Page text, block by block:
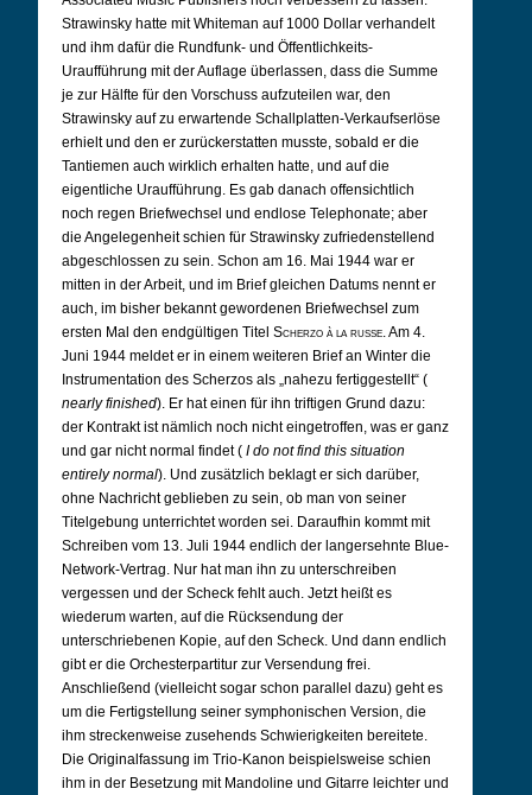
Strawinsky hatte mit Whiteman auf 1000 Dollar verhandelt
und ihm dafür die Rundfunk- und Öffentlichkeits-
Uraufführung mit der Auflage überlassen, dass die Summe
je zur Hälfte für den Vorschuss aufzuteilen war, den
Strawinsky auf zu erwartende Schallplatten-Verkaufserlöse
erhielt und den er zurückerstatten musste, sobald er die
Tantiemen auch wirklich erhalten hatte, und auf die
eigentliche Uraufführung. Es gab danach offensichtlich
noch regen Briefwechsel und endlose Telephonate; aber
die Angelegenheit schien für Strawinsky zufriedenstellend
abgeschlossen zu sein. Schon am 16. Mai 1944 war er
mitten in der Arbeit, und im Brief gleichen Datums nennt er
auch, im bisher bekannt gewordenen Briefwechsel zum
ersten Mal den endgültigen Titel Scherzo à la russe. Am 4.
Juni 1944 meldet er in einem weiteren Brief an Winter die
Instrumentation des Scherzos als „nahezu fertiggestellt“ (
nearly finished). Er hat einen für ihn triftigen Grund dazu:
der Kontrakt ist nämlich noch nicht eingetroffen, was er ganz
und gar nicht normal findet ( I do not find this situation
entirely normal). Und zusätzlich beklagt er sich darüber,
ohne Nachricht geblieben zu sein, ob man von seiner
Titelgebung unterrichtet worden sei. Daraufhin kommt mit
Schreiben vom 13. Juli 1944 endlich der langersehnte Blue-
Network-Vertrag. Nur hat man ihn zu unterschreiben
vergessen und der Scheck fehlt auch. Jetzt heißt es
wiederum warten, auf die Rücksendung der
unterschriebenen Kopie, auf den Scheck. Und dann endlich
gibt er die Orchesterpartitur zur Versendung frei.
Anschließend (vielleicht sogar schon parallel dazu) geht es
um die Fertigstellung seiner symphonischen Version, die
ihm streckenweise zusehends Schwierigkeiten bereitete.
Die Originalfassung im Trio-Kanon beispielsweise schien
ihm in der Besetzung mit Mandoline und Gitarre leichter und